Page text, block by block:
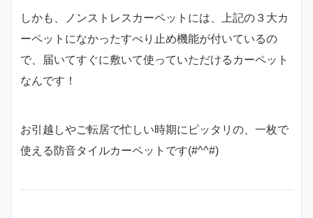
しかも、ノンストレスカーペットには、上記の３大カ
ーペットになかったすべり止め機能が付いているの
で、届いてすぐに敷いて使っていただけるカーペット
なんです！
お引越しやご転居で忙しい時期にピッタリの、一枚で
使える防音タイルカーペットです(#^^#)